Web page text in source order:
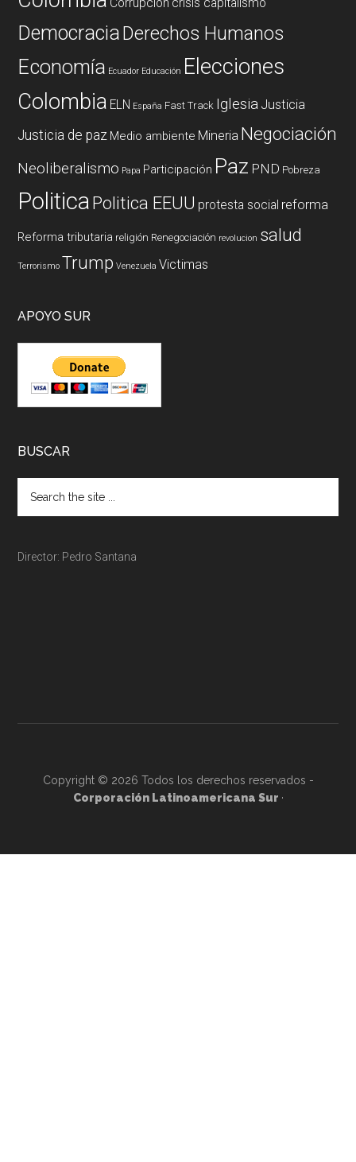
DemocraciaDerechos Humanos
Economía Ecuador Educación Elecciones
Colombia ELN España Fast Track Iglesia Justicia
Justicia de paz Medio ambiente Mineria Negociación
Neoliberalismo Papa Participación Paz PND Pobreza
PoliticaPolitica EEUU protesta social reforma
Reforma tributaria religión Renegociación revolucion salud
Terrorismo Trump Venezuela Victimas
APOYO SUR
BUSCAR
Director: Pedro Santana
Copyright © 2026 Todos los derechos reservados -
Corporación Latinoamericana Sur ·